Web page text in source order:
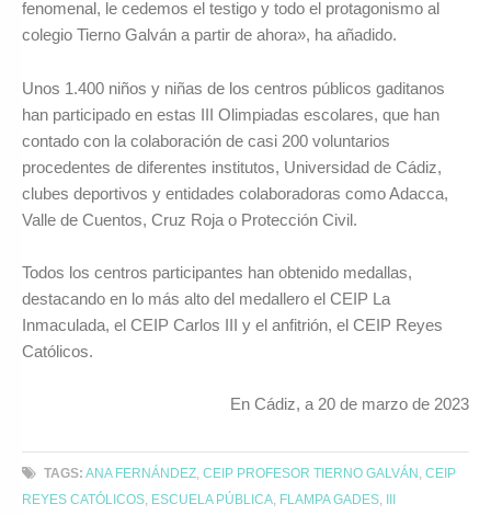
fenomenal, le cedemos el testigo y todo el protagonismo al
colegio Tierno Galván a partir de ahora», ha añadido.
Unos 1.400 niños y niñas de los centros públicos gaditanos
han participado en estas III Olimpiadas escolares, que han
contado con la colaboración de casi 200 voluntarios
procedentes de diferentes institutos, Universidad de Cádiz,
clubes deportivos y entidades colaboradoras como Adacca,
Valle de Cuentos, Cruz Roja o Protección Civil.
Todos los centros participantes han obtenido medallas,
destacando en lo más alto del medallero el CEIP La
Inmaculada, el CEIP Carlos III y el anfitrión, el CEIP Reyes
Católicos.
En Cádiz, a 20 de marzo de 2023
TAGS: ANA FERNÁNDEZ ,CEIP PROFESOR TIERNO GALVÁN ,CEIP
REYES CATÓLICOS ESCUELA PÚBLICA FLAMPA GADES III